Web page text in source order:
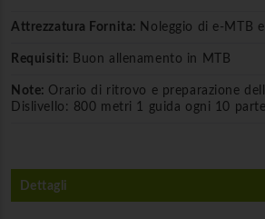
Attrezzatura Fornita: Noleggio di e-MTB
Requisiti: Buon allenamento in MTB
Note: Orario di ritrovo e preparazione
Dislivello: 800 metri 1 guida ogni 10
Dettagli